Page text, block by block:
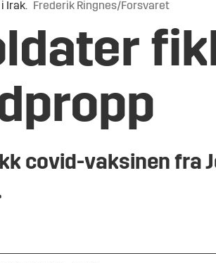
Irak. Frederik Ringnes/Forsvaret
covid-vaksinen fra